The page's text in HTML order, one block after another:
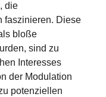
die
faszinieren. Diese
bloße
sind zu
Interesses
der Modulation
potenziellen